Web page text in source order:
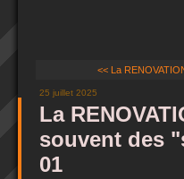
<< La
25 juillet 2025
La
souvent des
01